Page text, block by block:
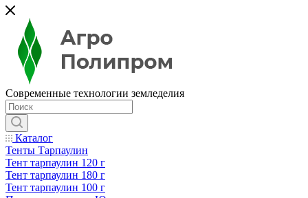
Современные технологии земледелия
Каталог
Тенты Тарпаулин
Тент тарпаулин 120 г
Тент тарпаулин 180 г
Тент тарпаулин 100 г